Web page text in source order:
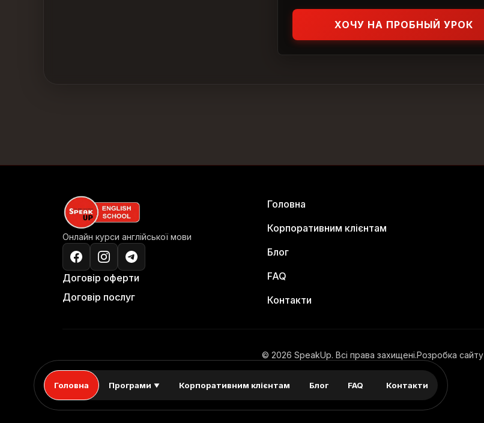
ХОЧУ НА ПРОБНЫЙ УРОК
Онлайн курси англійської мови
Договір оферти
Договір послуг
Головна
Корпоративним клієнтам
Блог
FAQ
Контакти
© 2026 SpeakUp. Всі права захищені.Розробка сайту
Головна Програми ▼ Корпоративним клієнтам Блог FAQ Контакти